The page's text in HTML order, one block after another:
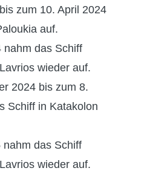
zum 10. April 2024
auf.
nahm das Schiff
wieder auf.
2024 bis zum 8.
Schiff in Katakolon
nahm das Schiff
wieder auf.